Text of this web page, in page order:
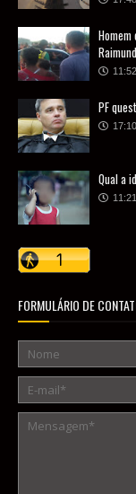
11:52
PF
17:10
Qual a
11:21
FORMULÁRIO DE